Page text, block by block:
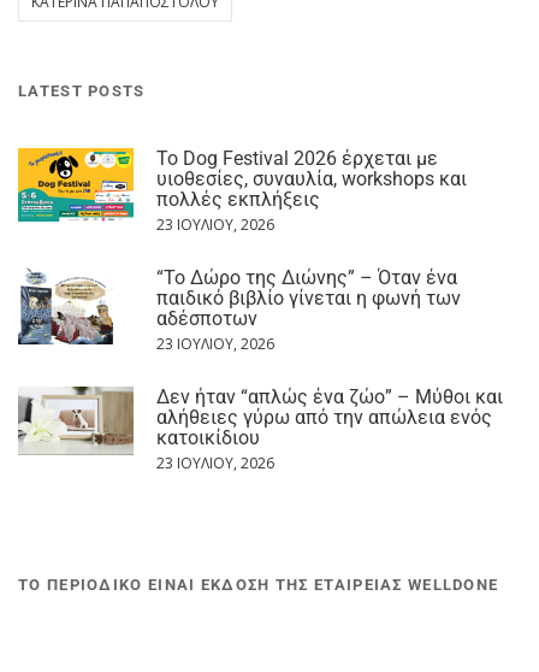
LATEST POSTS
Το Dog Festival 2026 έρχεται με
υιοθεσίες, συναυλία, workshops και
πολλές εκπλήξεις
23 ΙΟΥΛΊΟΥ, 2026
“Το Δώρο της Διώνης” – Όταν ένα
παιδικό βιβλίο γίνεται η φωνή των
αδέσποτων
23 ΙΟΥΛΊΟΥ, 2026
Δεν ήταν “απλώς ένα ζώο” – Μύθοι και
αλήθειες γύρω από την απώλεια ενός
κατοικίδιου
23 ΙΟΥΛΊΟΥ, 2026
ΤΟ ΠΕΡΙΟΔΙΚΟ ΕΙΝΑΙ ΕΚΔΟΣΗ ΤΗΣ ΕΤΑΙΡΕΙΑΣ WELLDONE